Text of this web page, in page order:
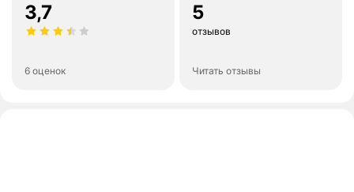
3,7
6 оценок
5
отзывов
Читать отзывы